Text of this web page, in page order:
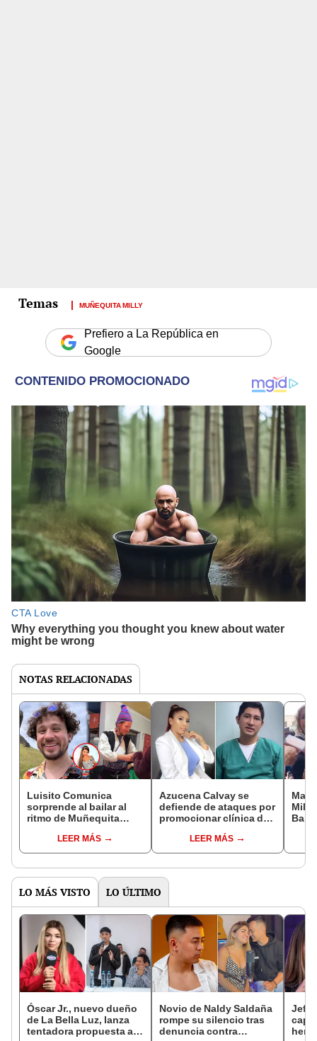
MUÑEQUITA MILLY
Prefiero a La República en
Google
NOTAS RELACIONADAS
Luisito Comunica
sorprende al bailar al
ritmo de Muñequita
LEER MÁS
Azucena Calvay se
defiende de ataques por
promocionar clínica del
saber"LEER MÁS
Milly
LO MÁS VISTO LO ÚLTIMO
Óscar Jr., nuevo dueño
de La Bella Luz, lanza
tentadora propuesta a
Novio de Naldy Saldaña
rompe su silencio tras
denuncia contra